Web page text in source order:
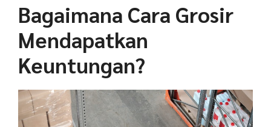
Bagaimana Cara Grosir
Mendapatkan
Keuntungan?